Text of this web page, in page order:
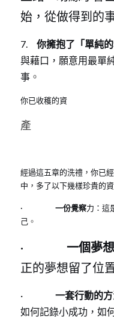
始，從做得到的
7. 你擁抱了「單純
與藉口，願意用最單
事 。
你已收穫的資
產
經過這五章的洗禮，你已
中，多了以下幾樣珍貴的
· 一份覺察力：這
己 。
· 一個夢
正的夢想留了位
· 一套行動的方
如何記錄小成功，如